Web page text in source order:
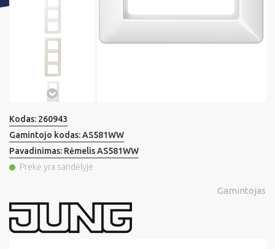
Kodas: 260943
Gamintojo kodas:AS581WW
Pavadinimas: Rėmelis AS581WW
Prekė yra sandėlyje
Gamintojas